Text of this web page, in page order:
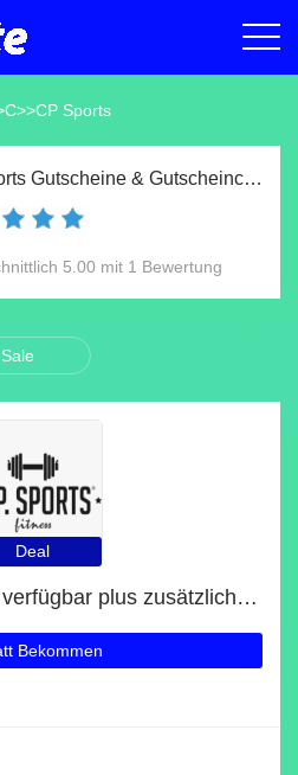
C>>CP Sports
CP Sports Gutscheine & Gutscheincodes Aug 2026
5.00 mit 1 Bewertung
Sale
Deal
Gratisgeschenk jetzt verfügbar plus zusätzliche 74-Angebote
Bekommen